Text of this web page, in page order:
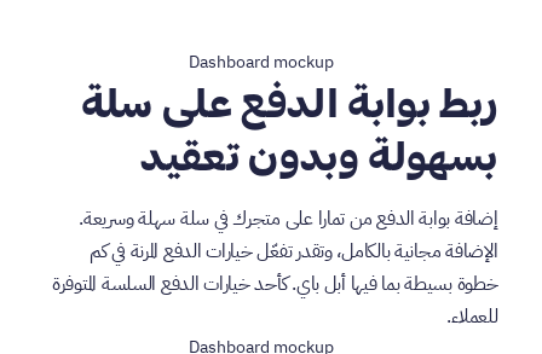
ربط بوابة الدفع على سلة
بسهولة وبدون تعقيد
إضافة بوابة الدفع من تمارا على متجرك في سلة سهلة وسريعة.
الإضافة مجانية بالكامل، وتقدر تفعّل خيارات الدفع المرنة في كم
خطوة بسيطة بما فيها أبل باي. كأحد خيارات الدفع السلسة المتوفرة
للعملاء.